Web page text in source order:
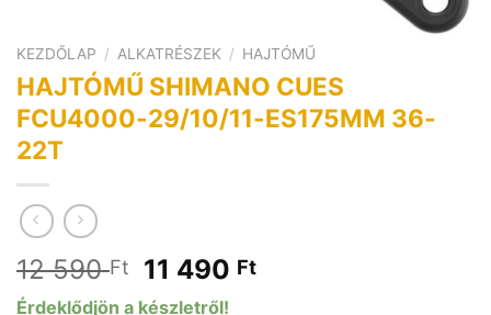
KEZDŐLAP / ALKATRÉSZEK / HAJTÓMŰ
HAJTÓMŰ SHIMANO CUES
FCU4000-29/10/11-ES175MM 36-
22T
12 590Ft
Original
price
11 490 FtCurrent
Érdeklődjön a készletről!